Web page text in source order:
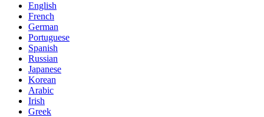
English
French
German
Portuguese
Spanish
Russian
Japanese
Korean
Arabic
Irish
Greek